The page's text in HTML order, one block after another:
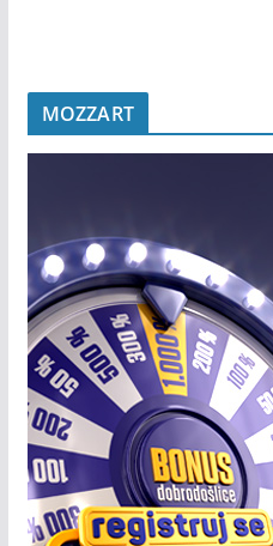
MOZZART